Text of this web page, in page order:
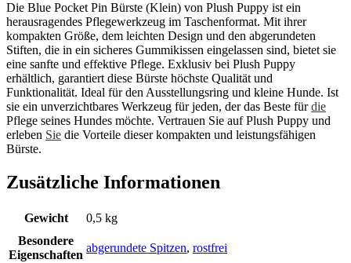
Die Blue Pocket Pin Bürste (Klein) von Plush Puppy ist ein
herausragendes Pflegewerkzeug im Taschenformat. Mit ihrer
kompakten Größe, dem leichten Design und den abgerundeten
Stiften, die in ein sicheres Gummikissen eingelassen sind, bietet sie
eine sanfte und effektive Pflege. Exklusiv bei Plush Puppy
erhältlich, garantiert diese Bürste höchste Qualität und
Funktionalität. Ideal für den Ausstellungsring und kleine Hunde. Ist
sie ein unverzichtbares Werkzeug für jeden, der das Beste fürdie
Pflege seines Hundes möchte. Vertrauen Sie auf Plush Puppy und
erleben Sie die Vorteile dieser kompakten und leistungsfähigen
Bürste.
Zusätzliche Informationen
Gewicht
0,5 kg
Besondere
Eigenschaften
abgerundete Spitzen, rostfrei